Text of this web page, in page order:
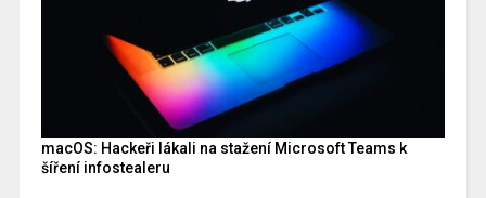
macOS: Hackeři lákali na stažení Microsoft Teams k
šíření infostealeru